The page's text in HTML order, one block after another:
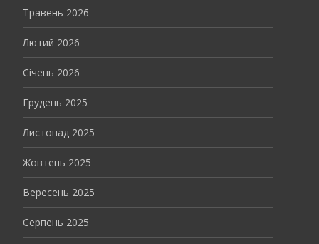
Травень 2026
Лютий 2026
Січень 2026
Грудень 2025
Листопад 2025
Жовтень 2025
Вересень 2025
Серпень 2025